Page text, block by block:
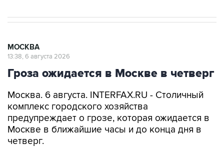
МОСКВА
13:38, 6 августа 2026
Гроза ожидается в Москве в четверг
Москва. 6 августа. INTERFAX.RU - Столичный
комплекс городского хозяйства
предупреждает о грозе, которая ожидается в
Москве в ближайшие часы и до конца дня в
четверг.